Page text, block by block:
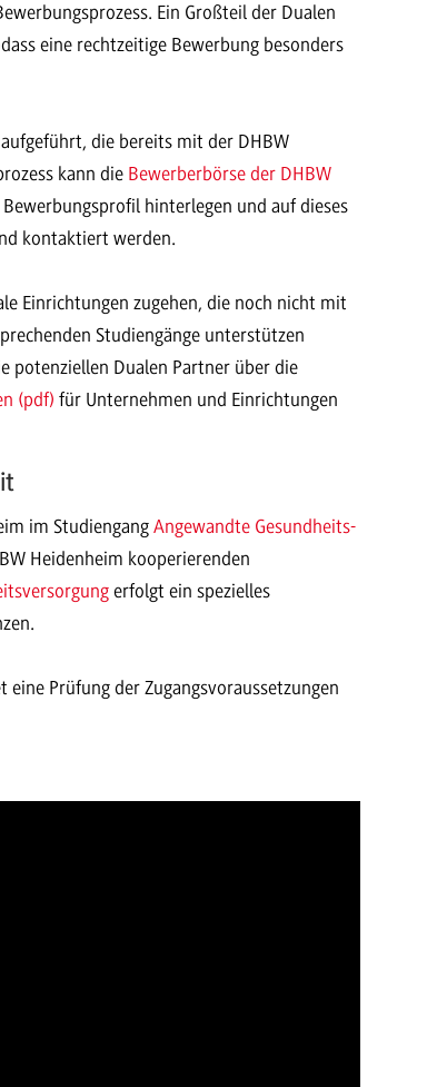
Ein Großteil der Dualen
eine rechtzeitige Bewerbung besonders
die bereits mit der DHBW
kann die Bewerberbörse der DHBW
hinterlegen und auf dieses
kontaktiert werden.
Einrichtungen zugehen, die noch nicht mit
Studiengänge unterstützen
potenziellen Dualen Partner über die
(pdf) für Unternehmen und Einrichtungen
im Studiengang Angewandte Gesundheits-
Heidenheim kooperierenden
erfolgt ein spezielles
eine Prüfung der Zugangsvoraussetzungen